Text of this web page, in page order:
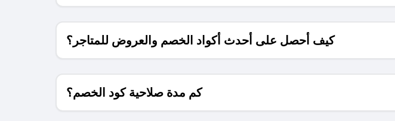
كيف أحصل على أحدث أكواد الخصم والعروض للمتاجر؟
كم مدة صلاحية كود الخصم؟